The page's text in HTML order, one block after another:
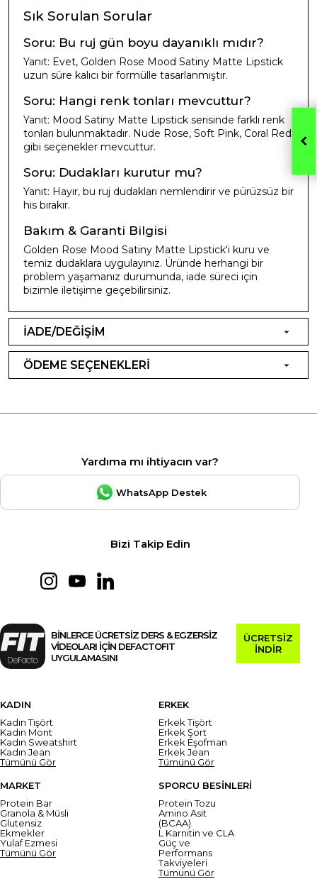
Sık Sorulan Sorular
Soru: Bu ruj gün boyu dayanıklı mıdır?
Yanıt: Evet, Golden Rose Mood Satiny Matte Lipstick
uzun süre kalıcı bir formülle tasarlanmıştır.
Soru: Hangi renk tonları mevcuttur?
Yanıt: Mood Satiny Matte Lipstick serisinde farklı renk
tonları bulunmaktadır. Nude Rose, Soft Pink, Coral Red
gibi seçenekler mevcuttur.
Soru: Dudakları kurutur mu?
Yanıt: Hayır, bu ruj dudakları nemlendirir ve pürüzsüz bir
his bırakır.
Bakım & Garanti Bilgisi
Golden Rose Mood Satiny Matte Lipstick'i kuru ve
temiz dudaklara uygulayınız. Üründe herhangi bir
problem yaşamanız durumunda, iade süreci için
bizimle iletişime geçebilirsiniz.
İADE/DEĞİŞİM
ÖDEME SEÇENEKLERİ
Yardıma mı ihtiyacın var?
WhatsApp Destek
Bizi Takip Edin
BİNLERCE ÜCRETSİZ DERS & EGZERSİZ
VİDEOLARI İÇİN DEFACTOFIT
UYGULAMASINI
ÜCRETSİZ
İNDİR
KADIN
Kadın Tişört
Kadın Mont
Kadın Sweatshirt
Kadın Jean
Tümünü Gör
ERKEK
Erkek Tişört
Erkek Şort
Erkek Eşofman
Erkek Jean
Tümünü Gör
MARKET
Protein Bar
Granola & Müsli
Glutensiz
Ekmekler
Yulaf Ezmesi
Tümünü Gör
SPORCU BESİNLERİ
Protein Tozu
Amino Asit
(BCAA)
L Karnitin ve CLA
Güç ve
Performans
Takviyeleri
Tümünü Gör